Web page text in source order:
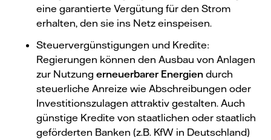
eine garantierte Vergütung für den Strom
erhalten, den sie ins Netz einspeisen.
Steuervergünstigungen und Kredite:
Regierungen können den Ausbau von Anlagen
zur Nutzung erneuerbarer Energien durch
steuerliche Anreize wie Abschreibungen oder
Investitionszulagen attraktiv gestalten. Auch
günstige Kredite von staatlichen oder staatlich
geförderten Banken (z.B. KfW in Deutschland)